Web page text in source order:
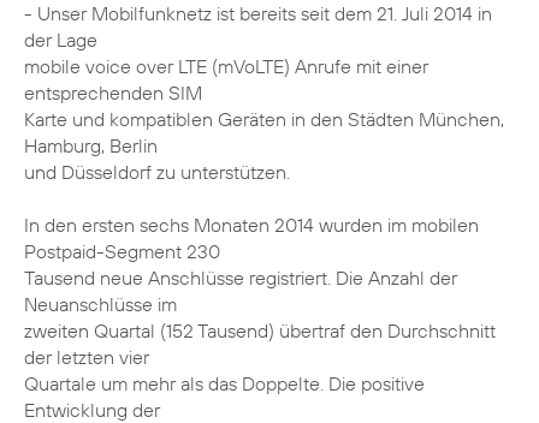
- Unser Mobilfunknetz ist bereits seit dem 21. Juli 2014 in
der Lage
mobile voice over LTE (mVoLTE) Anrufe mit einer
entsprechenden SIM
Karte und kompatiblen Geräten in den Städten München,
Hamburg, Berlin
und Düsseldorf zu unterstützen.
In den ersten sechs Monaten 2014 wurden im mobilen
Postpaid-Segment 230
Tausend neue Anschlüsse registriert. Die Anzahl der
Neuanschlüsse im
zweiten Quartal (152 Tausend) übertraf den Durchschnitt
der letzten vier
Quartale um mehr als das Doppelte. Die positive
Entwicklung der